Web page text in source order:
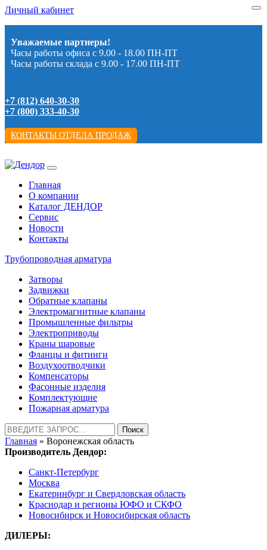
Личный кабинет
Уважаемые партнеры!
Часы работы офиса с 9.00 - 18.00 ПН-ПТ
Часы работы склада с 9.00 - 17.00 ПН-ПТ
+7 (812) 640-30-30
+7 (800) 333-40-30
КОНТАКТЫ ОТДЕЛА ПРОДАЖ
Главная
О компании
Каталог ДЕНДОР
Сервис
Новости
Контакты
Трубопроводная арматура
Затворы
Задвижки
Обратные клапаны
Электромагнитные клапаны
Промышленные фильтры
Электроприводы
Краны шаровые
Фланцы и фитинги
Воздухоотводчики
Компенсаторы
Фасонные изделия
Комплектующие
Пожарная арматура
Найти:
Главная » Воронежская область
Производитель Дендор:
Санкт-Петербург
Москва
Екатеринбург и Свердловская область
Краснодар и регионы ЮФО и СКФО
Новосибирск и Новосибирская область
ДИЛЕРЫ: